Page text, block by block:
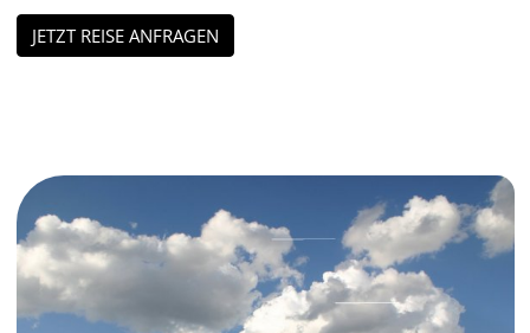
JETZT REISE ANFRAGEN